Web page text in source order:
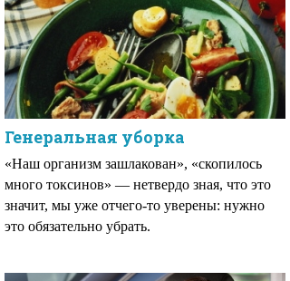
Генеральная уборка
«Наш организм зашлакован», «скопилось
много токсинов» — нетвердо зная, что это
значит, мы уже отчего-то уверены: нужно
это обязательно убрать.